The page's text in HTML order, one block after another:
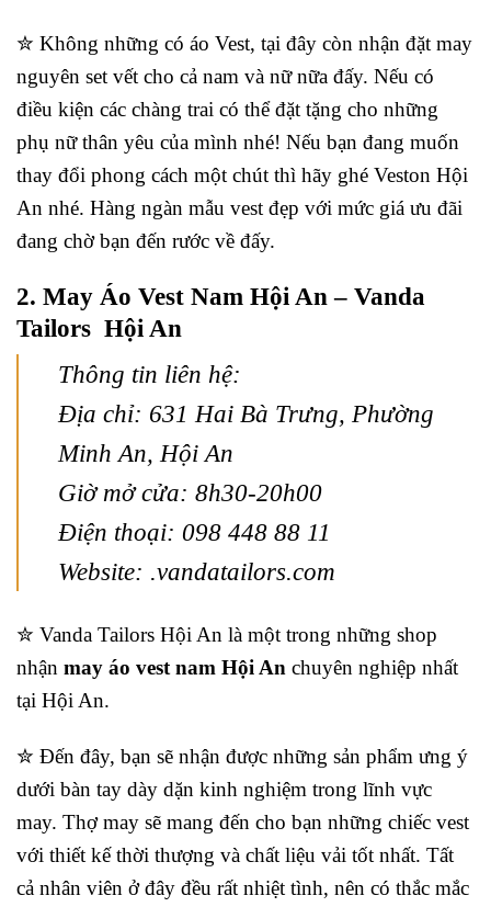
✮ Không những có áo Vest, tại đây còn nhận đặt may
nguyên set vết cho cả nam và nữ nữa đấy. Nếu có
điều kiện các chàng trai có thể đặt tặng cho những
phụ nữ thân yêu của mình nhé! Nếu bạn đang muốn
thay đổi phong cách một chút thì hãy ghé Veston Hội
An nhé. Hàng ngàn mẫu vest đẹp với mức giá ưu đãi
đang chờ bạn đến rước về đấy.
2. May Áo Vest Nam Hội An – Vanda
Tailors Hội An
Thông tin liên hệ:
Địa chỉ: 631 Hai Bà Trưng, Phường
Minh An, Hội An
Giờ mở cửa: 8h30-20h00
Điện thoại: 098 448 88 11
Website: .vandatailors.com
✮ Vanda Tailors Hội An là một trong những shop
nhận may áo vest nam Hội An chuyên nghiệp nhất
tại Hội An.
✮ Đến đây, bạn sẽ nhận được những sản phẩm ưng ý
dưới bàn tay dày dặn kinh nghiệm trong lĩnh vực
may. Thợ may sẽ mang đến cho bạn những chiếc vest
với thiết kế thời thượng và chất liệu vải tốt nhất. Tất
cả nhân viên ở đây đều rất nhiệt tình, nên có thắc mắc